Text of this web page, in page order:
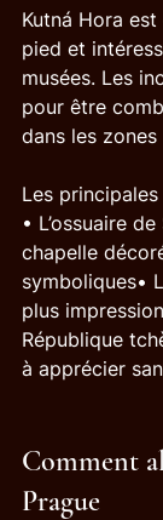
Kutná Hora
pied et
musées. Les
pour être
dans les
Les
• L’ossuaire
chapelle
symboliques•
plus
République
à apprécier
Comment
Prague